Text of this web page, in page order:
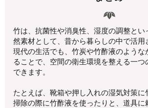
竹は、抗菌性や消臭性、湿度の調整とい
然素材として、昔から暮らしの中で活用
現代の生活でも、竹炭や竹酢液のような
ることで、空間の衛生環境を整える一つ
できます。
たとえば、靴箱や押し入れの湿気対策に
掃除の際に竹酢液を使ったりと、道具に